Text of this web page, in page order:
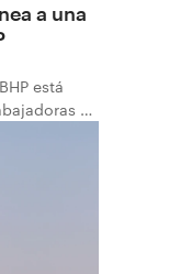
a una
está
de
en
el
de